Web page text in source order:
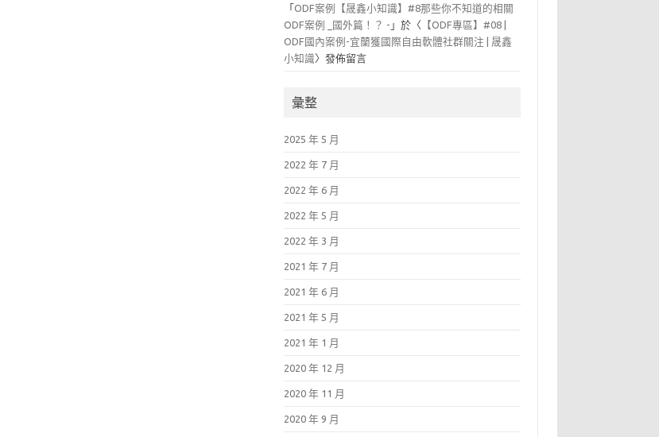
「ODF案例【晟鑫小知識】#8那些你不知道的相關
ODF案例 _國外篇！？ - 」於〈 【ODF專區】#08 |
ODF國內案例-宜蘭獲國際自由軟體社群關注 | 晟鑫
小知識〉發佈留言
彙整
2025 年 5 月
2022 年 7 月
2022 年 6 月
2022 年 5 月
2022 年 3 月
2021 年 7 月
2021 年 6 月
2021 年 5 月
2021 年 1 月
2020 年 12 月
2020 年 11 月
2020 年 9 月